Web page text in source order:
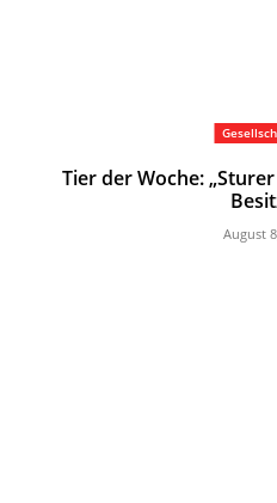
Tier der Woche:
August